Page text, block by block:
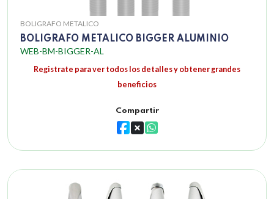
BOLIGRAFO METALICO
BOLIGRAFO METALICO BIGGER ALUMINIO
WEB-BM-BIGGER-AL
Registrate para ver todos los detalles y obtener grandes
beneficios
Compartir